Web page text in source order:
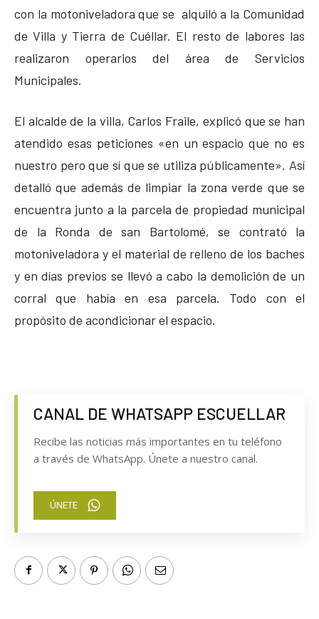
con la motoniveladora que se alquiló a la Comunidad
de Villa y Tierra de Cuéllar. El resto de labores las
realizaron operarios del área de Servicios
Municipales.
El alcalde de la villa, Carlos Fraile, explicó que se han
atendido esas peticiones «en un espacio que no es
nuestro pero que sí que se utiliza públicamente». Así
detalló que además de limpiar la zona verde que se
encuentra junto a la parcela de propiedad municipal
de la Ronda de san Bartolomé, se contrató la
motoniveladora y el material de relleno de los baches
y en días previos se llevó a cabo la demolición de un
corral que había en esa parcela. Todo con el
propósito de acondicionar el espacio.
CANAL DE WHATSAPP ESCUELLAR
Recibe las noticias más importantes en tu teléfono
a través de WhatsApp. Únete a nuestro canal.
ÚNETE